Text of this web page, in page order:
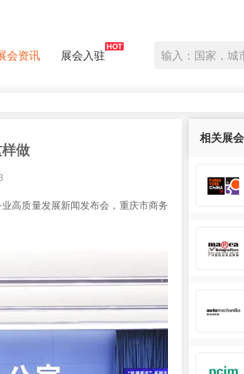
会资讯 展会入驻 输入：国家，城
做
高质量发展新闻发布会，重庆市商务
相关展会